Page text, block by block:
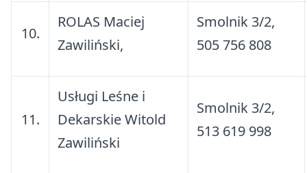
10.
ROLAS Maciej
Zawiliński,
Smolnik 3/2,
505 756 808
11.
Usługi Leśne i
Dekarskie Witold
Zawiliński
Smolnik 3/2,
513 619 998